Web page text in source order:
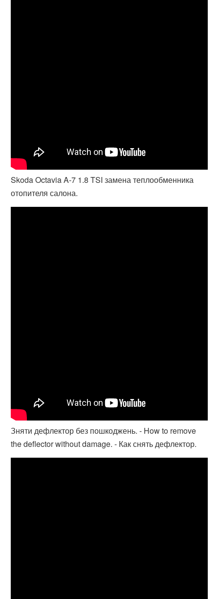
Skoda Octavia A-7 1.8 TSI замена теплообменника
отопителя салона.
Зняти дефлектор без пошкоджень. - How to remove
the deflector without damage. - Как снять дефлектор.